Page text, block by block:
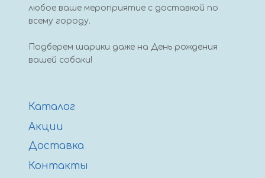
любое ваше мероприятие с доставкой по
всему городу.
Подберем шарики даже на День рождения
вашей собаки!
Каталог
Акции
Доставка
Контакты